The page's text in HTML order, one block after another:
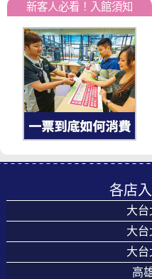
新客人必看！入館須知
各店
大台
大台
大台
高